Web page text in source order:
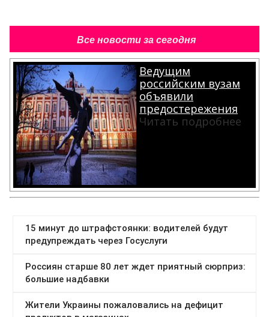
Все новости за сегодня
Ведущим
российским вузам
объявили
предостережения
Читать подробнее